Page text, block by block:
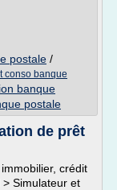
postale /
conso banque
banque
postale
de prêt
crédit
Simulateur et